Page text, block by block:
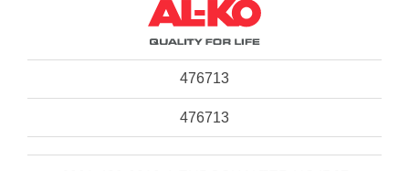
476713
476713